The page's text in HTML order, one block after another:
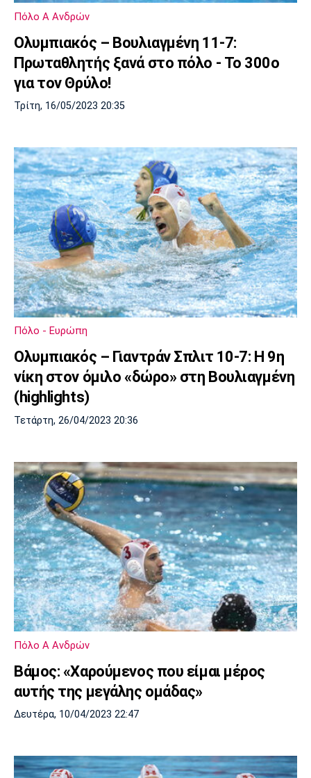
Πόλο Α Ανδρών
Ολυμπιακός – Βουλιαγμένη 11-7:
Πρωταθλητής ξανά στο πόλο - Το 300ο
για τον Θρύλο!
Τρίτη, 16/05/2023 20:35
Πόλο - Ευρώπη
Ολυμπιακός – Γιαντράν Σπλιτ 10-7: Η 9η
νίκη στον όμιλο «δώρο» στη Βουλιαγμένη
(highlights)
Τετάρτη, 26/04/2023 20:36
Πόλο Α Ανδρών
Βάμος: «Χαρούμενος που είμαι μέρος
αυτής της μεγάλης ομάδας»
Δευτέρα, 10/04/2023 22:47